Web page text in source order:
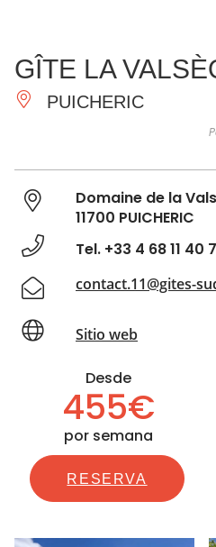
IMPRESCINDIBLES
HACER
GÎTE LA
PUICHERIC
Domaine de la
11700 PUICHERIC
Tel. +33 4 68 11 40
contact.11@gites-
Sitio web
Desde
455€
por semana
RESERVA